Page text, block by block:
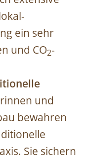
ein sehr
und CO2-
und
bewahren
Sie sichern